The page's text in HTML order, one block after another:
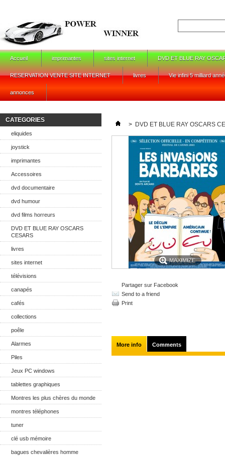
Accueil imprimantes sites internet DVD ET BLUE RAY
RESERVATION VENTE SITE INTERNET livres Vie infini 5 milliard
annonces
CATEGORIES
eliquides
joystick
imprimantes
Accessoires
dvd documentaire
dvd humour
dvd films horreurs
DVD ET BLUE RAY OSCARS
CESARS
livres
sites internet
télévisions
canapés
cafés
collections
poêle
Alarmes
Piles
Jeux PC windows
tablettes graphiques
Montres les plus chères du monde
montres téléphones
tuner
clé usb mémoire
bagues chevalières homme
> DVD ET BLUE RAY OSCARS
MAXIMIZE
Partager sur Facebook
Send to a friend
Print
More info Comments